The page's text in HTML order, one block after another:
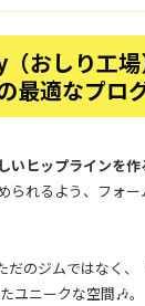
おしり工
最適なプロ
いヒップラインを作
られるよう、フォ
のジムではなく、
ユニークな空間🎶。